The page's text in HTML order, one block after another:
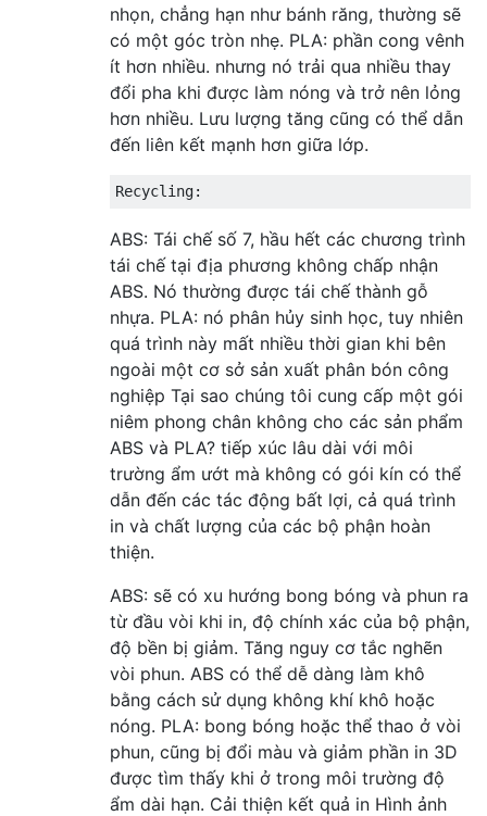
nhọn, chẳng hạn như bánh răng, thường sẽ
có một góc tròn nhẹ. PLA: phần cong vênh
ít hơn nhiều. nhưng nó trải qua nhiều thay
đổi pha khi được làm nóng và trở nên lỏng
hơn nhiều. Lưu lượng tăng cũng có thể dẫn
đến liên kết mạnh hơn giữa lớp.
ABS: Tái chế số 7, hầu hết các chương trình
tái chế tại địa phương không chấp nhận
ABS. Nó thường được tái chế thành gỗ
nhựa. PLA: nó phân hủy sinh học, tuy nhiên
quá trình này mất nhiều thời gian khi bên
ngoài một cơ sở sản xuất phân bón công
nghiệp Tại sao chúng tôi cung cấp một gói
niêm phong chân không cho các sản phẩm
ABS và PLA? tiếp xúc lâu dài với môi
trường ẩm ướt mà không có gói kín có thể
dẫn đến các tác động bất lợi, cả quá trình
in và chất lượng của các bộ phận hoàn
thiện.
ABS: sẽ có xu hướng bong bóng và phun ra
từ đầu vòi khi in, độ chính xác của bộ phận,
độ bền bị giảm. Tăng nguy cơ tắc nghẽn
vòi phun. ABS có thể dễ dàng làm khô
bằng cách sử dụng không khí khô hoặc
nóng. PLA: bong bóng hoặc thể thao ở vòi
phun, cũng bị đổi màu và giảm phần in 3D
được tìm thấy khi ở trong môi trường độ
ẩm dài hạn. Cải thiện kết quả in Hình ảnh